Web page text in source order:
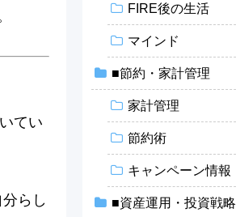
てい
らし
FIRE後の生活
マインド
■節約・家計管理
家計管理
節約術
キャンペーン情報
■資産運用・投資戦略